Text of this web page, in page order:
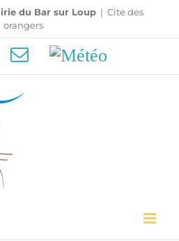
du Bar sur Loup | Cite des
orangers
EmailMétéo